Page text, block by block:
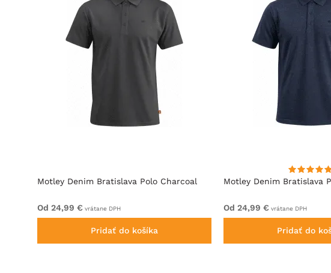
Motley Denim Bratislava Polo Charcoal
Od 24,99 € vrátane DPH
Pridať do košíka
Motley Denim Bratislava
Od 24,99 € vrátane DPH
Pridať do